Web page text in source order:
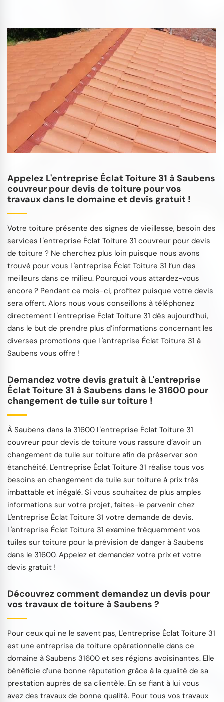
Appelez L'entreprise Éclat Toiture 31 à Saubens
couvreur pour devis de toiture pour vos
travaux dans le domaine et devis gratuit !
Votre toiture présente des signes de vieillesse, besoin des
services L'entreprise Éclat Toiture 31 couvreur pour devis
de toiture ? Ne cherchez plus loin puisque nous avons
trouvé pour vous L'entreprise Éclat Toiture 31 l’un des
meilleurs dans ce milieu. Pourquoi vous attardez-vous
encore ? Pendant ce mois-ci, profitez puisque votre devis
sera offert. Alors nous vous conseillons à téléphonez
directement L'entreprise Éclat Toiture 31 dès aujourd’hui,
dans le but de prendre plus d’informations concernant les
diverses promotions que L'entreprise Éclat Toiture 31 à
Saubens vous offre !
Demandez votre devis gratuit à L'entreprise
Éclat Toiture 31 à Saubens dans le 31600 pour
changement de tuile sur toiture !
À Saubens dans la 31600 L'entreprise Éclat Toiture 31
couvreur pour devis de toiture vous rassure d’avoir un
changement de tuile sur toiture afin de préserver son
étanchéité. L'entreprise Éclat Toiture 31 réalise tous vos
besoins en changement de tuile sur toiture à prix très
imbattable et inégalé. Si vous souhaitez de plus amples
informations sur votre projet, faites-le parvenir chez
L'entreprise Éclat Toiture 31 votre demande de devis.
L'entreprise Éclat Toiture 31 examine fréquemment vos
tuiles sur toiture pour la prévision de danger à Saubens
dans le 31600. Appelez et demandez votre prix et votre
devis gratuit !
Découvrez comment demandez un devis pour
vos travaux de toiture à Saubens ?
Pour ceux qui ne le savent pas, L'entreprise Éclat Toiture 31
est une entreprise de toiture opérationnelle dans ce
domaine à Saubens 31600 et ses régions avoisinantes. Elle
bénéficie d’une bonne réputation grâce à la qualité de sa
prestation auprès de sa clientèle. En se fiant à lui vous
avez des travaux de bonne qualité. Pour tous vos travaux